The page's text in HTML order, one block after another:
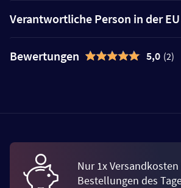
Verantwortliche Person in der EU
Bewertungen 5,0 (2)
Nur 1x
Bestellungen des